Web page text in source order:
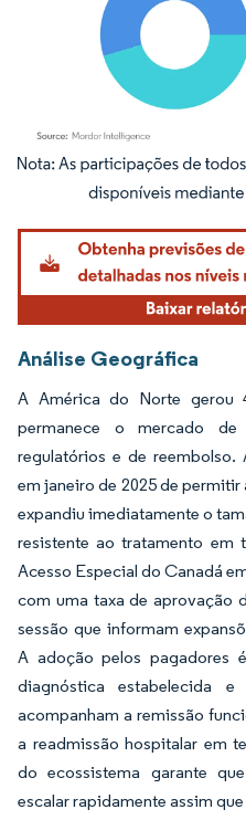
Imagem © Mordor Intelligence. O
Análise Geográfica
A América do Norte gerou
permanece o mercado de
regulatórios e de reembolso.
em janeiro de 2025 de
expandiu imediatamente o
resistente ao tratamento em
Acesso Especial do Canadá
com uma taxa de aprovação
sessão que informam
A adoção pelos pagadores
diagnóstica estabelecida
acompanham a remissão
a readmissão hospitalar em
do ecossistema garante
escalar rapidamente assim